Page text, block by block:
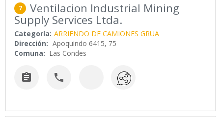
7 Ventilacion Industrial Mining
Supply Services Ltda.
Categoría: ARRIENDO DE CAMIONES GRUA
Dirección: Apoquindo 6415, 75
Comuna: Las Condes
 